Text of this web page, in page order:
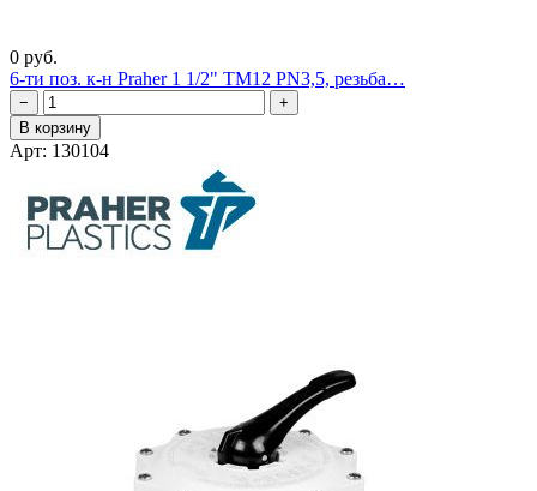
0 руб.
6-ти поз. к-н Praher 1 1/2" TM12 PN3,5, резьба…
−
+
В корзину
Арт: 130104